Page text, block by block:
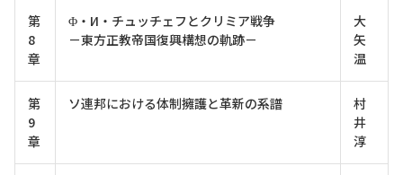
第
8
章
Φ・И・チュッチェフとクリミア戦争
－東方正教帝国復興構想の軌跡－
大
矢
温
第
9
章
ソ連邦における体制擁護と革新の系譜
村
井
淳